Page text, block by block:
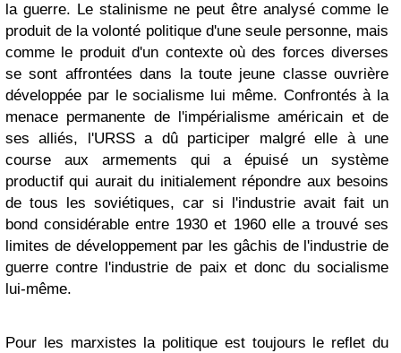
la guerre. Le stalinisme ne peut être analysé comme le
produit de la volonté politique d'une seule personne, mais
comme le produit d'un contexte où des forces diverses
se sont affrontées dans la toute jeune classe ouvrière
développée par le socialisme lui même. Confrontés à la
menace permanente de l'impérialisme américain et de
ses alliés, l'URSS a dû participer malgré elle à une
course aux armements qui a épuisé un système
productif qui aurait du initialement répondre aux besoins
de tous les soviétiques, car si l'industrie avait fait un
bond considérable entre 1930 et 1960 elle a trouvé ses
limites de développement par les gâchis de l'industrie de
guerre contre l'industrie de paix et donc du socialisme
lui-même.
Pour les marxistes la politique est toujours le reflet du